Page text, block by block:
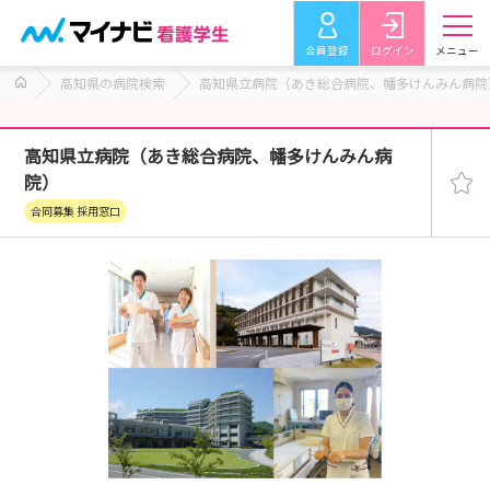
会員登録 ログイン メニュー
高知県の病院検索 高知県立病院（あき総合病院、幡多けんみん病
高知県立病院（あき総合病院、幡多けんみん病
院）
合同募集 採用窓口